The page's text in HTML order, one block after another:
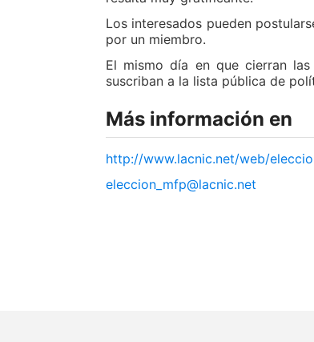
Los interesados pueden
por un miembro.
El mismo día en que cierran
suscriban a la lista pública de
Más información en
http://www.lacnic.net/web/
eleccion_mfp@lacnic.net